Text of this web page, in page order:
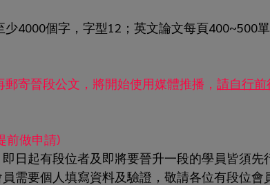
4000個字，字型12；英文論文每頁400~500單
寄晉段公文，將開始使用媒體推播， 請自行
前做申請)
日起有段位者及即將要晉升一段的學員皆須先
需要個人填寫資料及驗證，敬請各位有段位會